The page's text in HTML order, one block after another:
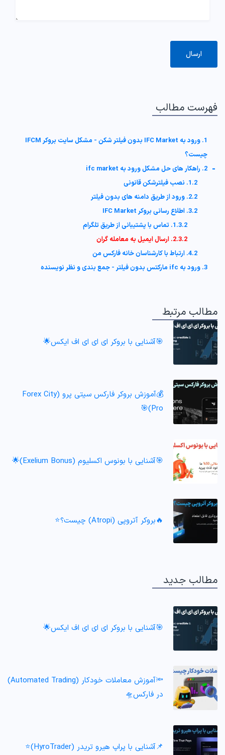
فهرست مطالب
1. ورود به IFC Market بدون فیلتر شکن - مشکل سایت بروکر IFCM
چیست؟
2. راهکار های حل مشکل ورود به ifc market -
1.2. نصب فیلترشکن قانونی
2.2. ورود از طریق دامنه های بدون فیلتر
3.2. اطلاع رسانی بروکر IFC Market
1.3.2. تماس با پشتیبانی از طریق تلگرام
2.3.2. ارسال ایمیل به معامله گران
4.2. ارتباط با کارشناسان خانه فارکس من
3. ورود به ifc مارکتس بدون فیلتر - جمع بندی و نظر نویسنده
مطالب مرتبط
🎯آشنایی با بروکر ای ای ای اف ایکس🌟
💰آموزش بروکر فارکس سیتی پرو (Forex City
Pro)🎯
🎯آشنایی با بونوس اکسلیوم (Exelium Bonus)🌟
🔥بروکر آتروپی (Atropi) چیست؟⭐️
مطالب جدید
🎯آشنایی با بروکر ای ای ای اف ایکس🌟
🔦آموزش معاملات خودکار (Automated Trading)
در فارکس🛸
📌آشنایی با پراپ هیرو تریدر (HyroTrader)⭐️